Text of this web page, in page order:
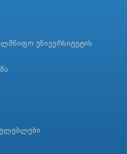
უნივერსიტეტის